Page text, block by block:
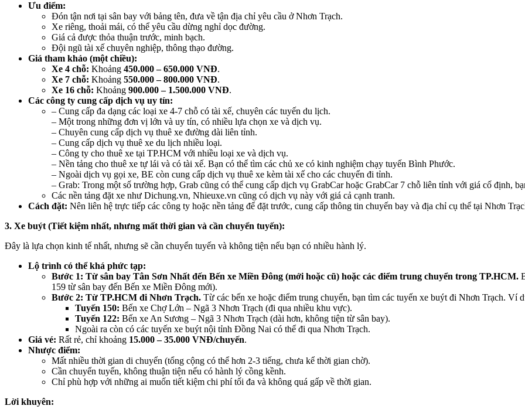
Ưu điểm:
Đón tận nơi tại sân bay với bảng tên, đưa về tận địa chỉ yêu cầu ở Nhơn Trạch.
Xe riêng, thoải mái, có thể yêu cầu dừng nghỉ dọc đường.
Giá cả được thỏa thuận trước, minh bạch.
Đội ngũ tài xế chuyên nghiệp, thông thạo đường.
Giá tham khảo (một chiều):
Xe 4 chỗ: Khoảng 450.000 – 650.000 VNĐ.
Xe 7 chỗ: Khoảng 550.000 – 800.000 VNĐ.
Xe 16 chỗ: Khoảng 900.000 – 1.500.000 VNĐ.
Các công ty cung cấp dịch vụ uy tín:
– Cung cấp đa dạng các loại xe 4-7 chỗ có tài xế, chuyên các tuyến du lịch.
– Một trong những đơn vị lớn và uy tín, có nhiều lựa chọn xe và dịch vụ.
– Chuyên cung cấp dịch vụ thuê xe đường dài liên tỉnh.
– Cung cấp dịch vụ thuê xe du lịch nhiều loại.
– Công ty cho thuê xe tại TP.HCM với nhiều loại xe và dịch vụ.
– Nền tảng cho thuê xe tự lái và có tài xế. Bạn có thể tìm các chủ xe có kinh nghiệm chạy tuyến Bình Phước.
– Ngoài dịch vụ gọi xe, BE còn cung cấp dịch vụ thuê xe kèm tài xế cho các chuyến đi tỉnh.
– Grab: Trong một số trường hợp, Grab cũng có thể cung cấp dịch vụ GrabCar hoặc GrabCar 7 chỗ liên tỉnh với giá cố định,
Các nền tảng đặt xe như Dichung.vn, Nhieuxe.vn cũng có dịch vụ này với giá cả cạnh tranh.
Cách đặt: Nên liên hệ trực tiếp các công ty hoặc nền tảng để đặt trước, cung cấp thông tin chuyến bay và địa chỉ cụ thể tại Nhơn
3. Xe buýt (Tiết kiệm nhất, nhưng mất thời gian và cần chuyển tuyến):
Đây là lựa chọn kinh tế nhất, nhưng sẽ cần chuyển tuyến và không tiện nếu bạn có nhiều hành lý.
Lộ trình có thể khá phức tạp:
Bước 1: Từ sân bay Tân Sơn Nhất đến Bến xe Miền Đông (mới hoặc cũ) hoặc các điểm trung chuyển trong TP.HCM.
159 từ sân bay đến Bến xe Miền Đông mới).
Bước 2: Từ TP.HCM đi Nhơn Trạch. Từ các bến xe hoặc điểm trung chuyển, bạn tìm các tuyến xe buýt đi Nhơn Trạch. Ví
Tuyến 150: Bến xe Chợ Lớn – Ngã 3 Nhơn Trạch (đi qua nhiều khu vực).
Tuyến 122: Bến xe An Sương – Ngã 3 Nhơn Trạch (dài hơn, không tiện từ sân bay).
Ngoài ra còn có các tuyến xe buýt nội tỉnh Đồng Nai có thể đi qua Nhơn Trạch.
Giá vé: Rất rẻ, chỉ khoảng 15.000 – 35.000 VNĐ/chuyến.
Nhược điểm:
Mất nhiều thời gian di chuyển (tổng cộng có thể hơn 2-3 tiếng, chưa kể thời gian chờ).
Cần chuyển tuyến, không thuận tiện nếu có hành lý cồng kềnh.
Chỉ phù hợp với những ai muốn tiết kiệm chi phí tối đa và không quá gấp về thời gian.
Lời khuyên: